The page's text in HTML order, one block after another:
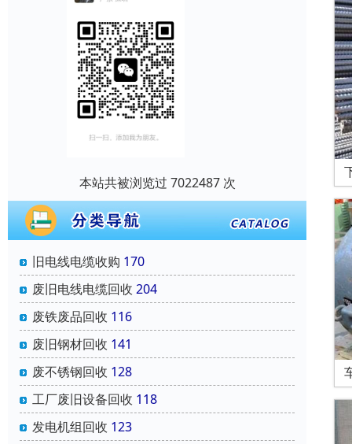
本站共被浏览过 7022487 次
旧电线电缆收购 170
废旧电线电缆回收 204
废铁废品回收 116
废旧钢材回收 141
废不锈钢回收 128
工厂废旧设备回收 118
发电机组回收 123